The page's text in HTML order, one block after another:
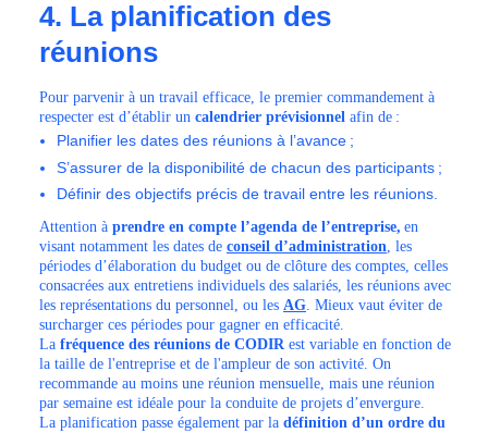
4. La planification des
réunions
Pour parvenir à un travail efficace, le premier commandement à
respecter est d’établir un calendrier prévisionnel afin de :
Planifier les dates des réunions à l’avance ;
S’assurer de la disponibilité de chacun des participants ;
Définir des objectifs précis de travail entre les réunions.
Attention à prendre en compte l’agenda de l’entreprise, en
visant notamment les dates de conseil d’administration, les
périodes d’élaboration du budget ou de clôture des comptes, celles
consacrées aux entretiens individuels des salariés, les réunions avec
les représentations du personnel, ou les AG. Mieux vaut éviter de
surcharger ces périodes pour gagner en efficacité.
La fréquence des réunions de CODIRest variable en fonction de
la taille de l'entreprise et de l'ampleur de son activité. On
recommande au moins une réunion mensuelle, mais une réunion
par semaine est idéale pour la conduite de projets d’envergure.
La planification passe également par la définition d’un ordre du